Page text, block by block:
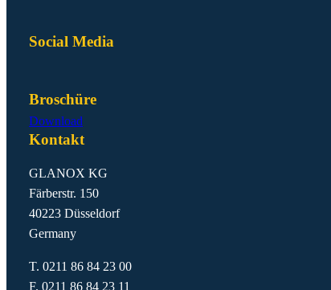
Social Media
Broschüre
Download
Kontakt
GLANOX KG
Färberstr. 150
40223 Düsseldorf
Germany
T. 0211 86 84 23 00
F. 0211 86 84 23 11